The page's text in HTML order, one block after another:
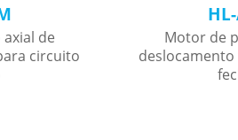
de
circuito
Motor de